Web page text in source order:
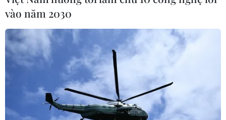
cải tiến quy trình làm việc.
vào năm 2030